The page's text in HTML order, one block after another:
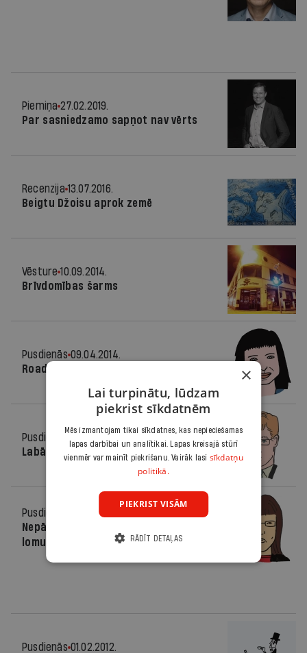
Piemiņa 27.02.2019.
Par sasniedzamo sapņot nav vērts
Recenzija 13.07.2016.
Beigtu Džoisu aprok zemē
Vēsture 10.09.2014.
Brīvdomības šarms
Pusdienās 09.04.2014.
Road movie un citi sižeti
Pusdienās
18.07.2012.
Labāk vairs nevar
Pusdienās
21.03.2012.
Nepārspīlējiet mugurkaula unikālo
lomu
Pusdienās 01.02.2012.
×
Lai turpinātu, lūdzam
piekrist sīkdatnēm
Mēs izmantojam tikai sīkdatnes, kas nepieciešamas
lapas darbībai un analītikai. Lapas kreisajā stūrī
vienmēr var mainīt piekrišanu. Vairāk lasi sīkdatņu
politikā.
PIEKRIST VISĀM
RĀDĪT DETAĻAS